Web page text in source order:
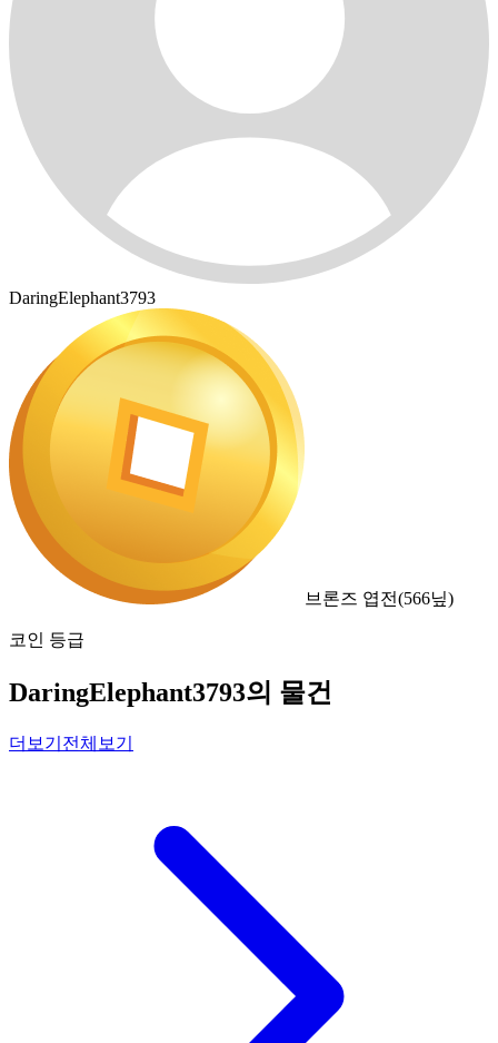
DaringElephant3793
브론즈 엽전(566닢)
코인 등급
DaringElephant3793의 물건
더보기 전체보기